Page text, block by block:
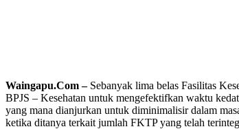
Waingapu.Com – Sebanyak lima belas Fasilitas
BPJS – Kesehatan untuk mengefektifkan waktu
yang mana dianjurkan untuk diminimalisir dalam
ketika ditanya terkait jumlah FKTP yang telah